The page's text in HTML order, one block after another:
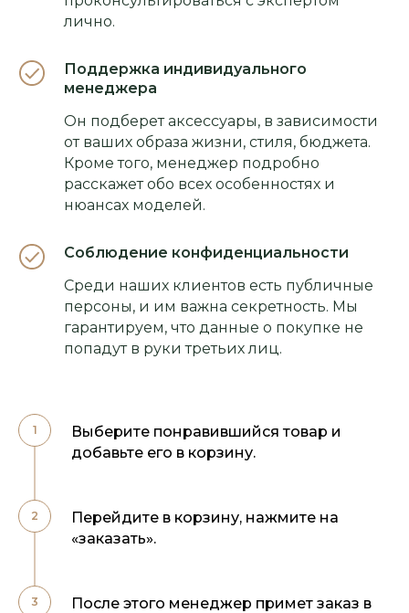
лично.
Поддержка индивидуального
менеджера
Он подберет аксессуары, в зависимости
от ваших образа жизни, стиля, бюджета.
Кроме того, менеджер подробно
расскажет обо всех особенностях и
нюансах моделей.
Соблюдение конфиденциальности
Среди наших клиентов есть публичные
персоны, и им важна секретность. Мы
гарантируем, что данные о покупке не
попадут в руки третьих лиц.
Выберите понравившийся товар и
добавьте его в корзину.
Перейдите в корзину, нажмите на
«заказать».
После этого менеджер примет заказ в